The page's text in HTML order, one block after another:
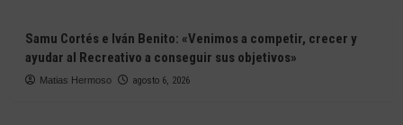
Samu Cortés e Iván Benito: «Venimos a competir, crecer y
ayudar al Recreativo a conseguir sus objetivos»
Matias Hermoso agosto 6, 2026